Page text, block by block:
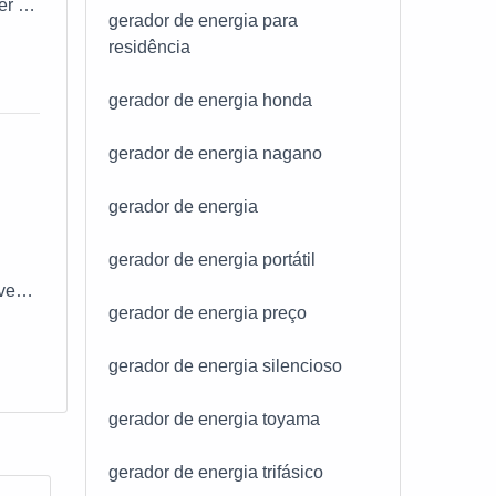
e
a
gerador de energia para
residência
gerador de energia honda
gerador de energia nagano
gerador de energia
gerador de energia portátil
gerador de energia preço
gerador de energia silencioso
gerador de energia toyama
gerador de energia trifásico